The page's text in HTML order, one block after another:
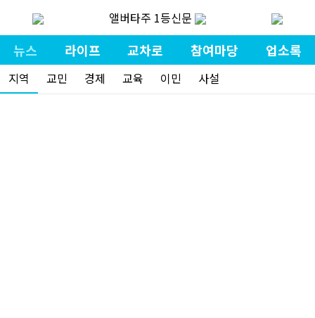
앨버타주 1등신문
뉴스 라이프 교차로 참여마당 업소록
지역 교민 경제 교육 이민 사설